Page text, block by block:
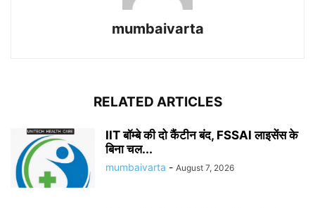
mumbaivarta
RELATED ARTICLES
IIT बॉम्बे की दो कैंटीन बंद, FSSAI लाइसेंस के
बिना चल...
mumbaivarta - August 7, 2026